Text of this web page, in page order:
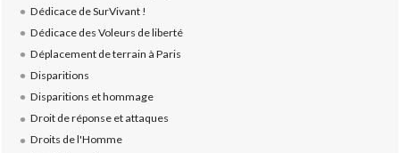
Dédicace de SurVivant !
Dédicace des Voleurs de liberté
Déplacement de terrain à Paris
Disparitions
Disparitions et hommage
Droit de réponse et attaques
Droits de l'Homme